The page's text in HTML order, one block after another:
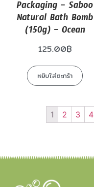
Packaging – Saboo
Natural Bath Bomb
(150g) – Ocean
125.00฿
หยิบใส่ตะกร้า
1 2 3 4